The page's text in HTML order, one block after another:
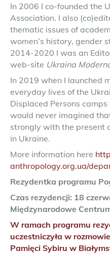
In 2006 I co-founded the
Association. I also
thematic issues of
women’s history, gender
2014-2020 I was an
web-site Ukraina
In 2019 when I launched
everyday lives of the
Displaced Persons
would never imagined
strongly with the present
in Ukraine.
More information here
anthropology.org.ua/
Rezydentka programu
Czas rezydencji: 18
Międzynarodowe
W ramach programu
uczestniczyła w
Pamięci Sybiru w